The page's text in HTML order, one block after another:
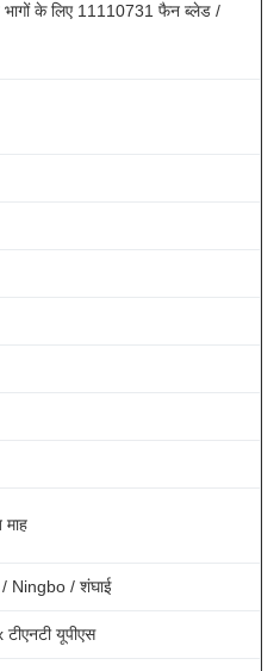
के लिए 11110731 फैन ब्लेड /
माह
Ningbo / शंघाई
यूपीएस